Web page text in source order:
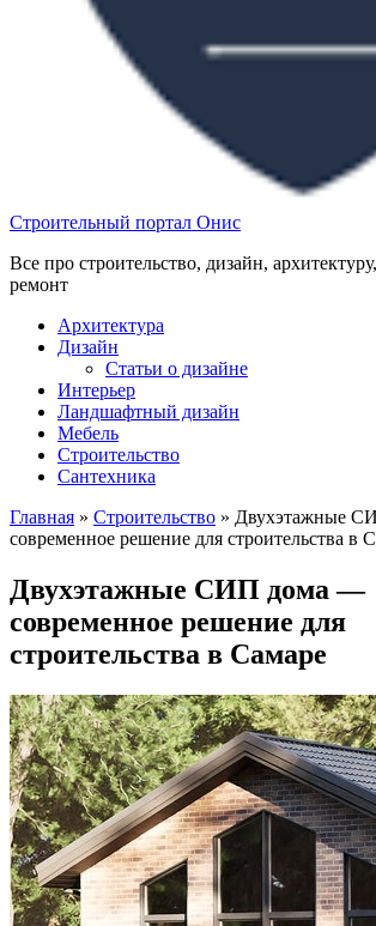
Строительный портал Онис
Все про строительство, дизайн,
ремонт
Архитектура
Дизайн
Статьи о дизайне
Интерьер
Ландшафтный дизайн
Мебель
Строительство
Сантехника
Главная » Строительство » Двухэтажные
современное решение для строительства в
Двухэтажные СИП дома —
современное решение для
строительства в Самаре